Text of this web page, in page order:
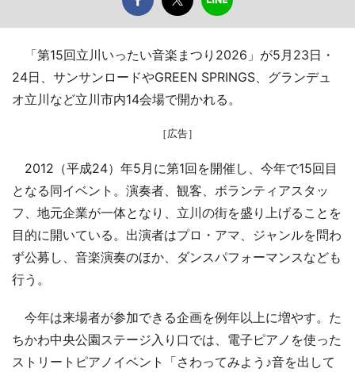
「第15回立川いったい音楽まつり2026」が5月23日・
24日、サンサンロードやGREEN SPRINGS、グランデュ
オ立川など立川市内14会場で開かれる。
［広告］
2012（平成24）年5月に第1回を開催し、今年で15回目
となる同イベント。演奏者、観客、ボランティアスタッ
フ、地元企業が一体となり、立川の街を盛り上げることを
目的に開いている。出演者はプロ・アマ、ジャンルを問わ
ず公募し、音楽演奏のほか、ダンスパフォーマンスなども
行う。
今年は来場者が参加できる企画を例年以上に増やす。た
ちかわ中央公園ステージ入り口では、電子ピアノを使った
ストリートピアノイベント「さわってみよう♪音を出して